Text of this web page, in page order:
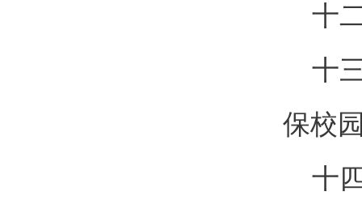
十二
十三
保校
十四